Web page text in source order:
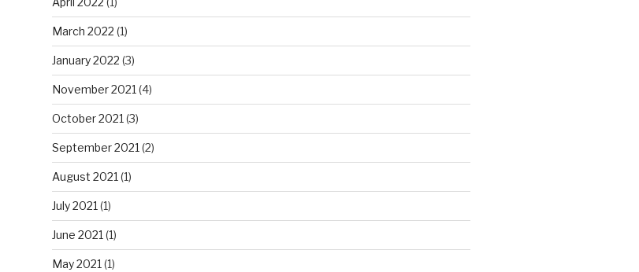
March 2022 (1)
January 2022 (3)
November 2021 (4)
October 2021 (3)
September 2021 (2)
August 2021 (1)
July 2021 (1)
June 2021 (1)
May 2021 (1)